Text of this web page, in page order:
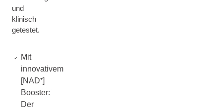
und
klinisch
getestet.
Mit
innovativem
[NAD⁺]
Booster:
Der